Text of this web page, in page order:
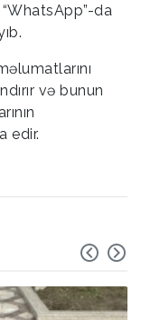
da
və bunun
edir.